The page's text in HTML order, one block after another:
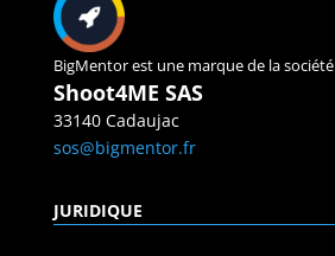
BigMentor est une marque de la société
Shoot4ME SAS
33140 Cadaujac
sos@bigmentor.fr
JURIDIQUE